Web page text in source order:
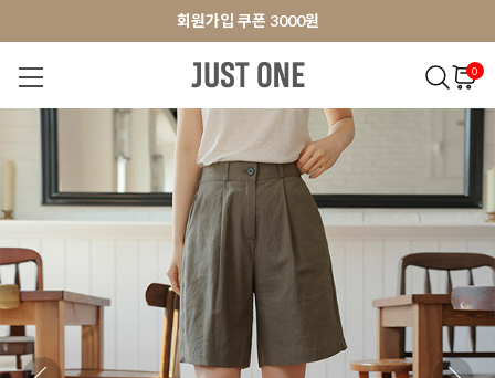
앱 다운로드 10% 할인쿠폰
회원가입 쿠폰 3000원
앱 다운로드 10% 할인쿠폰
0
BEST 오늘출발 MADE . J 상의